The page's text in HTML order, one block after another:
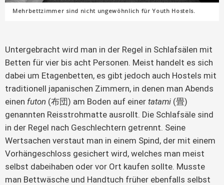
Mehrbettzimmer sind nicht ungewöhnlich für Youth Hostels.
Untergebracht wird man in der Regel in Schlafsälen mit
Betten für vier bis acht Personen. Meist handelt es sich
dabei um Etagenbetten, es gibt jedoch auch Hostels mit
traditionell japanischen Zimmern, in denen man Abends
einen futon (布団) am Boden auf einer tatami (畳)
genannten Reisstrohmatte ausrollt. Die Schlafsäle sind
in der Regel nach Geschlechtern getrennt. Seine
Wertsachen verstaut man in einem Spind, der mit einem
Vorhängeschloss gesichert wird, welches man meist
selbst dabeihaben oder vor Ort kaufen sollte. Musste
man Bettwäsche und Handtuch früher ebenfalls selbst